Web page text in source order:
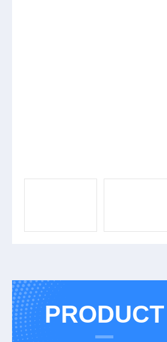
PRODUCT